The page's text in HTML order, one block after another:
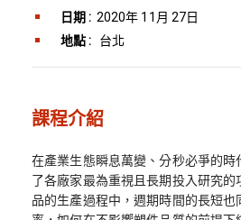
日期 : 2020年 11月 27日
地點 :
台北
課程介紹
在產業生態瞬息萬變、分秒必爭的時
了各廠家最為重視且長期投入研究
品的生產過程中，週期時間的長短也